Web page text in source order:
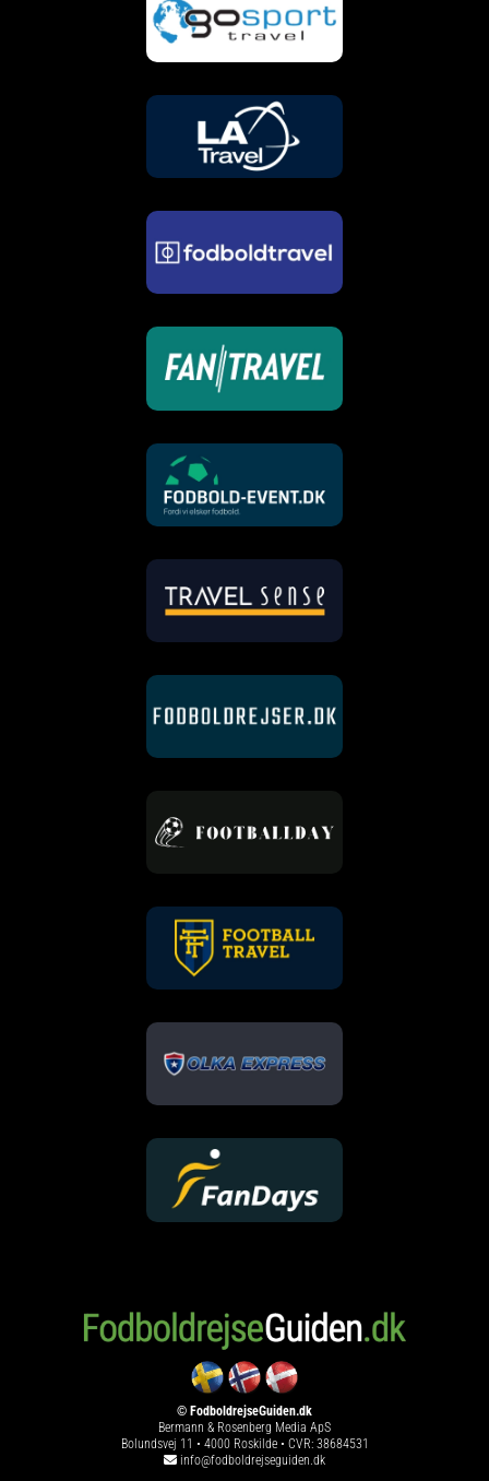
© FodboldrejseGuiden.dk
Bermann & Rosenberg Media ApS
Bolundsvej 11 • 4000 Roskilde • CVR: 38684531
info@fodboldrejseguiden.dk